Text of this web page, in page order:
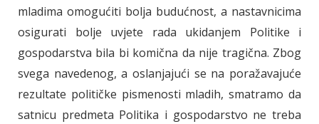
mladima omogućiti bolja budućnost, a nastavnicima
osigurati bolje uvjete rada ukidanjem Politike i
gospodarstva bila bi komična da nije tragična. Zbog
svega navedenog, a oslanjajući se na poražavajuće
rezultate političke pismenosti mladih, smatramo da
satnicu predmeta Politika i gospodarstvo ne treba